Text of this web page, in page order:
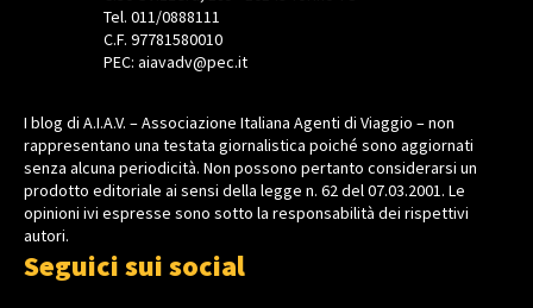
Tel. 011/0888111
C.F. 97781580010
PEC: aiavadv@pec.it
I blog di A.I.A.V. – Associazione Italiana Agenti di Viaggio – non
rappresentano una testata giornalistica poiché sono aggiornati
senza alcuna periodicità. Non possono pertanto considerarsi un
prodotto editoriale ai sensi della legge n. 62 del 07.03.2001. Le
opinioni ivi espresse sono sotto la responsabilità dei rispettivi
autori.
Seguici sui social